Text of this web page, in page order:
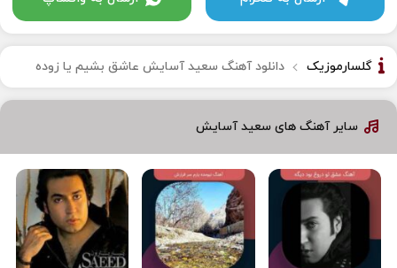
گلسارموزیک دانلود آهنگ سعید آسایش عاشق بشیم یا زوده
سایر آهنگ های سعید آسایش